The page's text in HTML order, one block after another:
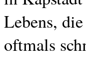
Lebens,
oftmals